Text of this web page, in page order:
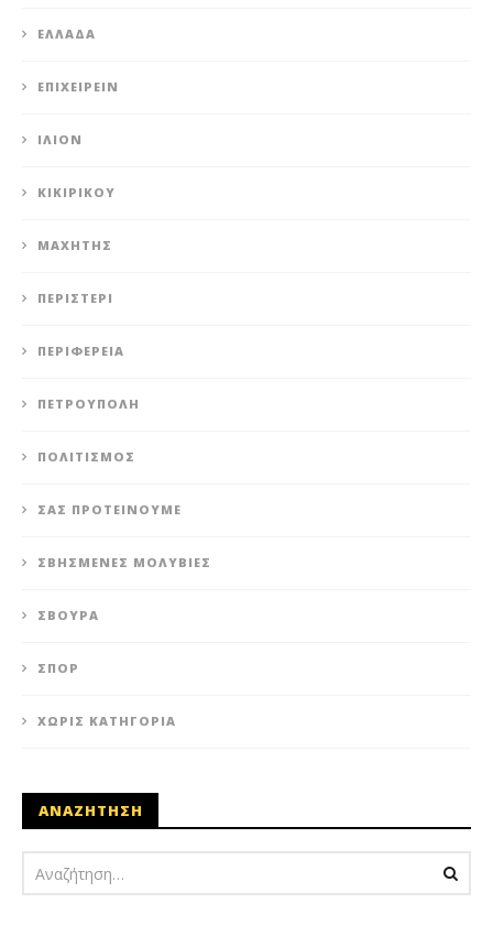
ΕΛΛΆΔΑ
ΕΠΙΧΕΙΡΕΊΝ
ΊΛΙΟΝ
ΚΙΚΙΡΙΚΟΥ
ΜΑΧΗΤΗΣ
ΠΕΡΙΣΤΈΡΙ
ΠΕΡΙΦΈΡΕΙΑ
ΠΕΤΡΟΎΠΟΛΗ
ΠΟΛΙΤΙΣΜΌΣ
ΣΑΣ ΠΡΟΤΕΊΝΟΥΜΕ
ΣΒΗΣΜΈΝΕΣ ΜΟΛΥΒΙΈΣ
ΣΒΟΎΡΑ
ΣΠΟΡ
ΧΩΡΊΣ ΚΑΤΗΓΟΡΊΑ
ΑΝΑΖΗΤΗΣΗ